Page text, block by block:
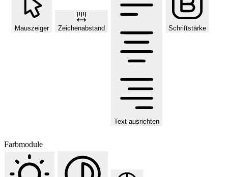
Mauszeiger Zeichenabstand
Text ausrichten
Schriftstärke
Farbmodule